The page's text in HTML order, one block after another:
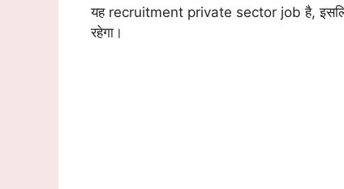
यह recruitment private sector job है,
रहेगा।